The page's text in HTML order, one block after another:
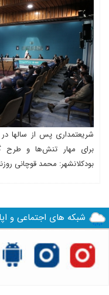
شریعتمداری پس از سالها
برای مهار تنش‌ها و
بودکلانشهر: محمد قوچانی
شبکه های اجتماعی و